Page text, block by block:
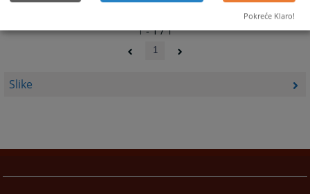
Slike
1 - 1 / 1
1
Pokreće Klaro!